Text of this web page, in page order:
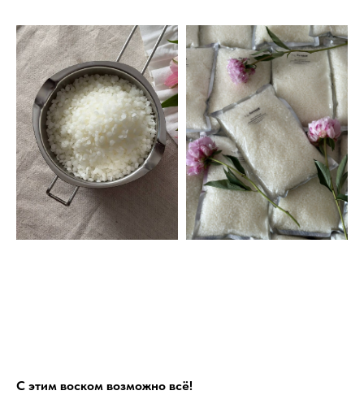
С этим воском возможно всё!